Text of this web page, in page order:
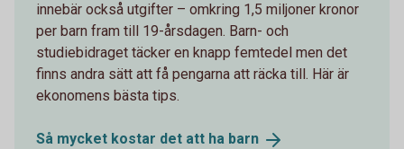
innebär också utgifter – omkring 1,5 miljoner kronor
per barn fram till 19-årsdagen. Barn- och
studiebidraget täcker en knapp femtedel men det
finns andra sätt att få pengarna att räcka till. Här är
ekonomens bästa tips.
Så mycket kostar det att ha barn